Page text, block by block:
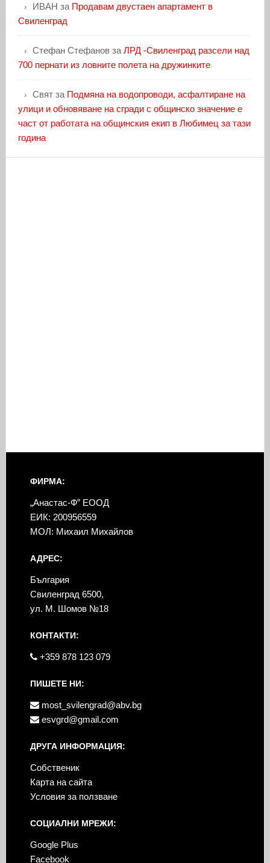
ИВАН за Продавам двустаен апартамент в
Свиленград
Стефан Стефановза ЛРД -Свиленград разсели над
700 пернати из ловните полета на дружинките
Святза Подмяна на водопроводи, асфалтиране на
улици и обновяване на сгради с общинско значение е
част от работата на общинския екип в Любимец за тази
година
ФИРМА:
„Анастас-Ф” ЕООД
ЕИК: 200956559
МОЛ: Михаил Михайлов
АДРЕС:
България
Свиленград 6500,
ул. М. Шомов №18
КОНТАКТИ:
+359 878 123 079
ПИШЕТЕ НИ:
most_svilengrad@abv.bg
esvgrd@gmail.com
ДРУГА ИНФОРМАЦИЯ:
Собственик
Карта на сайта
Условия за ползване
СОЦИАЛНИ МРЕЖИ:
Google Plus
Facebook